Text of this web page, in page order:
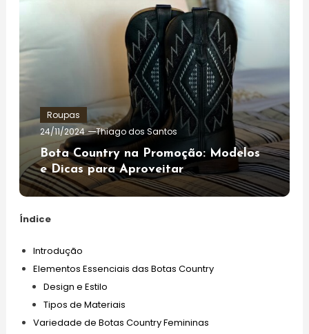
Roupas
24/11/2024
Thiago dos Santos
Bota Country na Promoção: Modelos
e Dicas para Aproveitar
Índice
Introdução
Elementos Essenciais das Botas Country
Design e Estilo
Tipos de Materiais
Variedade de Botas Country Femininas